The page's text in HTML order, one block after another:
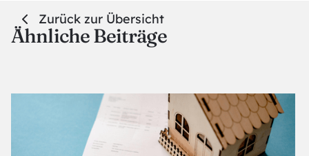
Zurück zur Übersicht
Ähnliche Beiträge